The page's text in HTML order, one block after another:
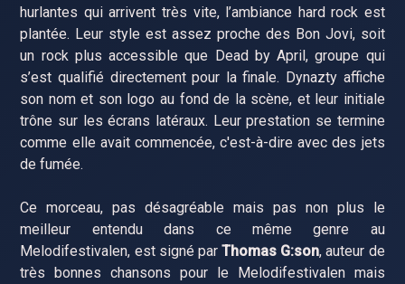
hurlantes qui arrivent très vite, l’ambiance hard rock est
plantée. Leur style est assez proche des Bon Jovi, soit
un rock plus accessible que Dead by April, groupe qui
s’est qualifié directement pour la finale. Dynazty affiche
son nom et son logo au fond de la scène, et leur initiale
trône sur les écrans latéraux. Leur prestation se termine
comme elle avait commencée, c'est-à-dire avec des jets
de fumée.
Ce morceau, pas désagréable mais pas non plus le
meilleur entendu dans ce même genre au
Melodifestivalen, est signé parThomas G:son, auteur de
très bonnes chansons pour le Melodifestivalen mais